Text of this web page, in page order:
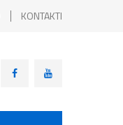
KONTAKTI